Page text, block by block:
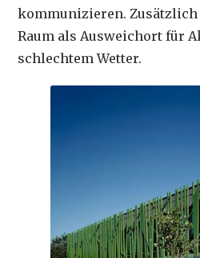
kommunizieren.
Raum als Ausweichort für
schlechtem Wetter.